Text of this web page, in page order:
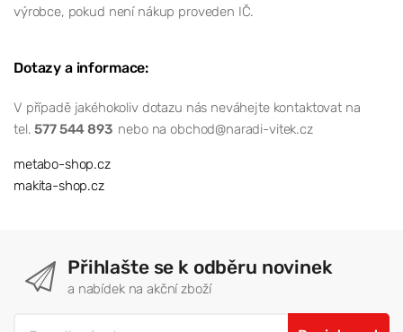
výrobce, pokud není nákup proveden IČ.
Dotazy a informace:
V případě jakéhokoliv dotazu nás neváhejte kontaktovat na
tel.577 544 893 nebo na obchod@naradi-vitek.cz
metabo-shop.cz
makita-shop.cz
Přihlašte se k odběru novinek
a nabídek na akční zboží